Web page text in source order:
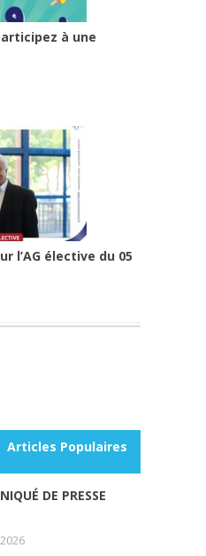
à une
l’AG élective du 05
Articles Populaires
DE PRESSE